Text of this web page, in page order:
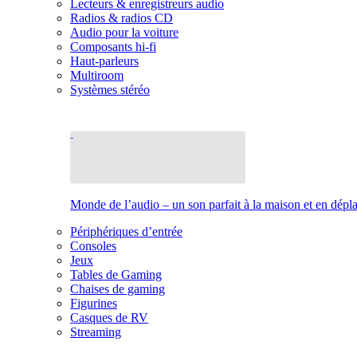
Lecteurs & enregistreurs audio
Radios & radios CD
Audio pour la voiture
Composants hi-fi
Haut-parleurs
Multiroom
Systèmes stéréo
Monde de l’audio – un son parfait à la maison et en
Périphériques d’entrée
Consoles
Jeux
Tables de Gaming
Chaises de gaming
Figurines
Casques de RV
Streaming